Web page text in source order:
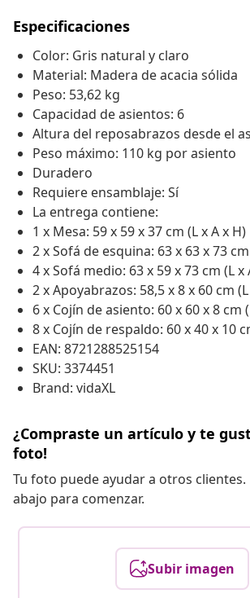
Especificaciones
Color: Gris natural y claro
Material: Madera de acacia sólida
Peso: 53,62 kg
Capacidad de asientos: 6
Altura del reposabrazos desde el
Peso máximo: 110 kg por asiento
Duradero
Requiere ensamblaje: Sí
La entrega contiene:
1 x Mesa: 59 x 59 x 37 cm (L x A x H)
2 x Sofá de esquina: 63 x 63 x 73
4 x Sofá medio: 63 x 59 x 73 cm (L x
2 x Apoyabrazos: 58,5 x 8 x 60 cm
6 x Cojín de asiento: 60 x 60 x 8 cm
8 x Cojín de respaldo: 60 x 40 x 10
EAN: 8721288525154
SKU: 3374451
Brand: vidaXL
¿Compraste un artículo y te
foto!
Tu foto puede ayudar a otros clientes.
abajo para comenzar.
Subir imagen